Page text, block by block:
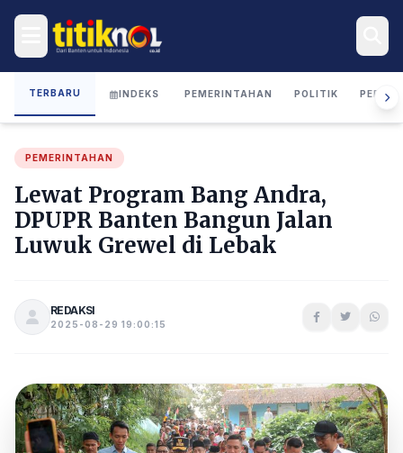
TERBARU INDEKS PEMERINTAHAN POLITIK
PEMERINTAHAN
Lewat Program Bang Andra,
DPUPR Banten Bangun Jalan
Luwuk Grewel di Lebak
REDAKSI
2025-08-29 19:00:15